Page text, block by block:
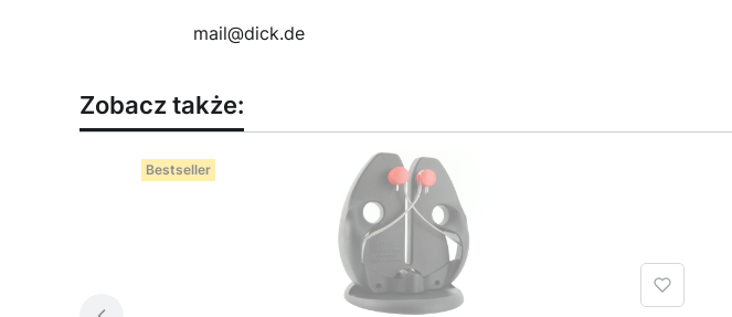
mail@dick.de
Zobacz także:
Bestseller